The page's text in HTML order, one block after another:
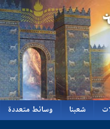
شعبنا
وسائط متعددة